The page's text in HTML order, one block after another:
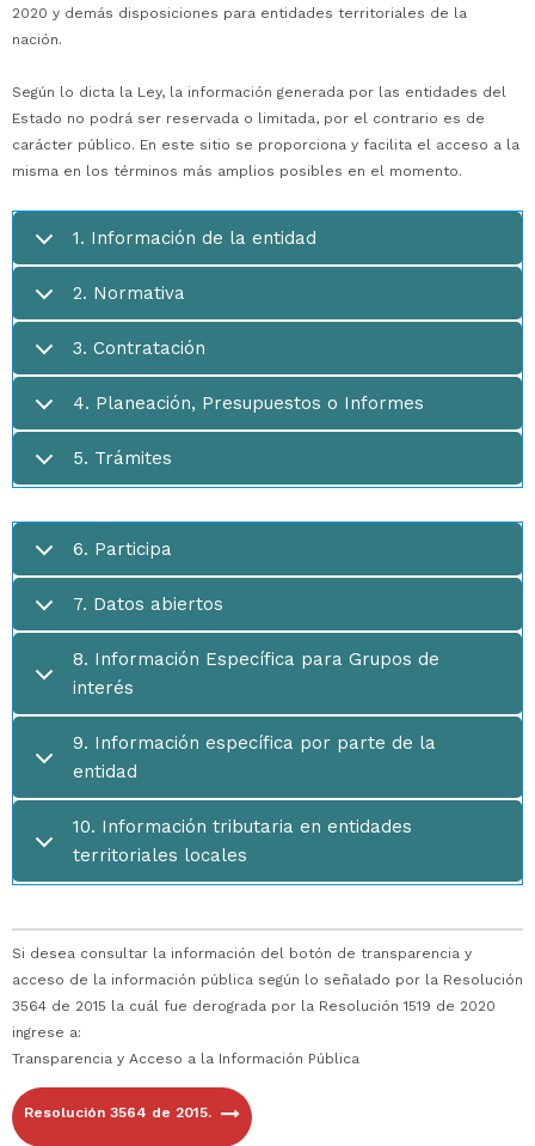
2020 y demás disposiciones para entidades territoriales de la
nación.
Según lo dicta la Ley, la información generada por las entidades del
Estado no podrá ser reservada o limitada, por el contrario es de
carácter público. En este sitio se proporciona y facilita el acceso a la
misma en los términos más amplios posibles en el momento.
1. Información de la entidad
2. Normativa
3. Contratación
4. Planeación, Presupuestos o Informes
5. Trámites
6. Participa
7. Datos abiertos
8. Información Específica para Grupos de
interés
9. Información específica por parte de la
entidad
10. Información tributaria en entidades
territoriales locales
Si desea consultar la información del botón de transparencia y
acceso de la información pública según lo señalado por la Resolución
3564 de 2015 la cuál fue derograda por la Resolución 1519 de 2020
ingrese a:
Transparencia y Acceso a la Información Pública
Resolución 3564 de 2015.